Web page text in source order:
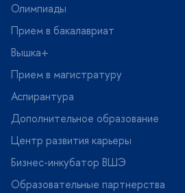
Олимпиады
Прием в бакалавриат
ышка+
Прием в магистратуру
Аспирантура
Дополнительное образование
Центр развития карьеры
Бизнес-инкубатор ВШЭ
Образовательные партнерства